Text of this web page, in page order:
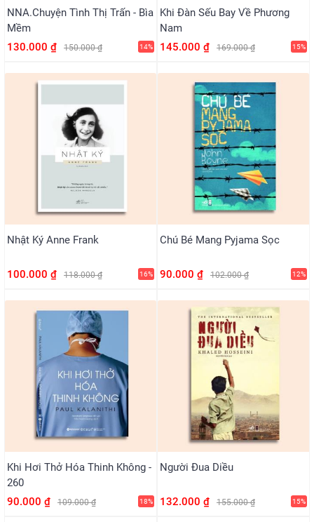
NNA.Chuyện Tình Thị Trấn - Bìa
Mềm
130.000 ₫
150.000 ₫ 14%
Khi Đàn Sếu Bay Về Phương
Nam
145.000 ₫
169.000 ₫ 15%
Nhật Ký Anne Frank
100.000 ₫ 118.000 ₫ 16%
Chú Bé Mang Pyjama Sọc
90.000 ₫ 102.000 ₫ 12%
Khi Hơi Thở Hóa Thinh Không -
260
90.000 ₫
109.000 ₫ 18%
Người Đua Diều
132.000 ₫ 155.000 ₫ 15%